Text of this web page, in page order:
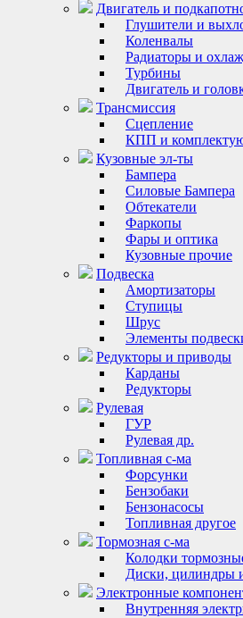
Двигатель и
Глушители и
Коленвалы
Радиаторы и
Турбины
Двигатель и
Трансмиссия
Сцепление
КПП и
Кузовные эл-ты
Бампера
Силовые Бампера
Обтекатели
Фаркопы
Фары и оптика
Кузовные прочие
Подвеска
Амортизаторы
Ступицы
Шрус
Элементы
Редукторы и приводы
Карданы
Редукторы
Рулевая
ГУР
Рулевая др.
Топливная с-ма
Форсунки
Бензобаки
Бензонасосы
Топливная другое
Тормозная с-ма
Колодки
Диски, цилиндры
Электронные
Внутренняя